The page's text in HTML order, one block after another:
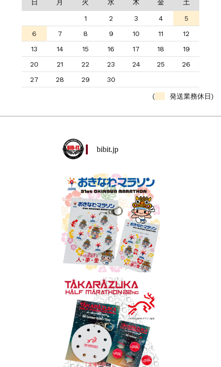
日 月 火 水 木 金 土
1 2 3 4
5
6
7 8 9 10 11
12
13
14 15 16 17 18
19
20
21 22 23 24 25
26
27
28 29 30
( 発送業務休日)
bibit.jp